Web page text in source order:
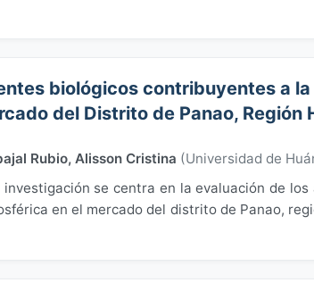
biológicos contribuyentes a
del Distrito de Panao, Región
Rubio, Alisson Cristina (Universidad de
investigación se centra en la evaluación de
en el mercado del distrito de Panao,